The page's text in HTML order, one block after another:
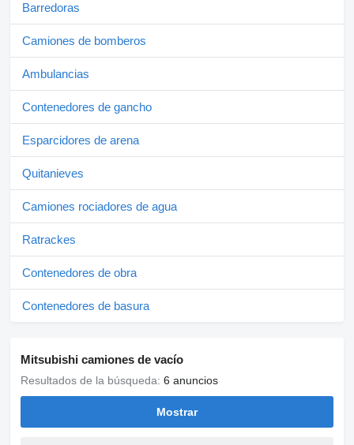
Barredoras
Camiones de bomberos
Ambulancias
Contenedores de gancho
Esparcidores de arena
Quitanieves
Camiones rociadores de agua
Ratrackes
Contenedores de obra
Contenedores de basura
Mitsubishi camiones de vacío
Resultados de la búsqueda: 6 anuncios
Mostrar